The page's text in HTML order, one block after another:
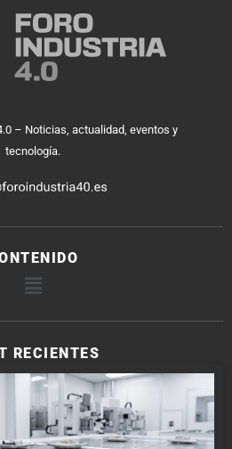
– Noticias, actualidad, eventos y
tecnología.
RECIENTES